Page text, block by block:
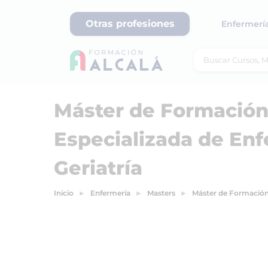
Otras profesiones
Máster de
Especializada de
Geriatría
Inicio Enfermería Masters Máster de